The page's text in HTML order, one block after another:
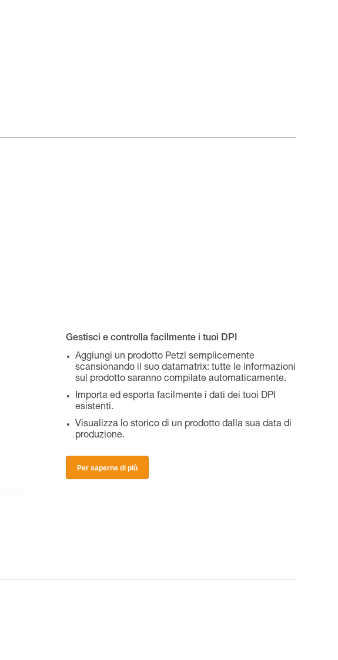
Gestisci e controlla facilmente i tuoi DPI
Aggiungi un prodotto Petzl semplicemente
scansionando il suo datamatrix: tutte le informazioni
sul prodotto saranno compilate automaticamente.
Importa ed esporta facilmente i dati dei tuoi DPI
esistenti.
Visualizza lo storico di un prodotto dalla sua data di
produzione.
Per saperne di più